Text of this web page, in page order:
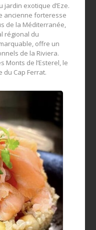
exotique d’Eze.
ancienne forteresse
de la Méditerranée,
régional du
offre un
de la Riviera.
Monts de l’Esterel, le
du Cap Ferrat.